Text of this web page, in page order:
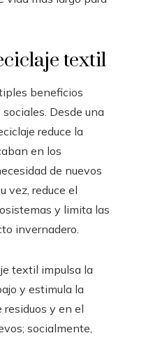
textil
beneficios
Desde una
reduce la
en los
de nuevos
vez, reduce el
y limita las
invernadero.
textil impulsa la
y estimula la
y en el
socialmente,